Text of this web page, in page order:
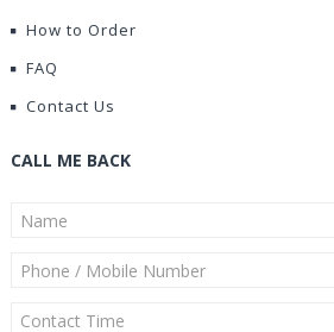
How to Order
FAQ
Contact Us
CALL ME BACK